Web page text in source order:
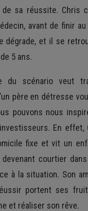
de sa réussite. Chris
avant de finir au
dégrade, et il se
5 ans.
du scénario veut
père en détresse
pouvons nous
En effet,
fixe et vit un
courtier
à la situation. Son
portent ses
et réaliser son rêve.